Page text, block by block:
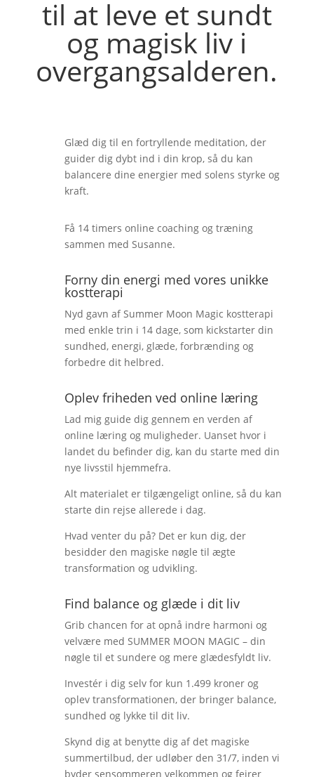
til at leve et sundt
og magisk liv i
overgangsalderen.
Glæd dig til en fortryllende meditation, der
guider dig dybt ind i din krop, så du kan
balancere dine energier med solens styrke og
kraft.
Få 14 timers online coaching og træning
sammen med Susanne.
Forny din energi med vores unikke
kostterapi
Nyd gavn af Summer Moon Magic kostterapi
med enkle trin i 14 dage, som kickstarter din
sundhed, energi, glæde, forbrænding og
forbedre dit helbred.
Oplev friheden ved online læring
Lad mig guide dig gennem en verden af
online læring og muligheder. Uanset hvor i
landet du befinder dig, kan du starte med din
nye livsstil hjemmefra.
Alt materialet er tilgængeligt online, så du kan
starte din rejse allerede i dag.
Hvad venter du på? Det er kun dig, der
besidder den magiske nøgle til ægte
transformation og udvikling.
Find balance og glæde i dit liv
Grib chancen for at opnå indre harmoni og
velvære med SUMMER MOON MAGIC – din
nøgle til et sundere og mere glædesfyldt liv.
Investér i dig selv for kun 1.499 kroner og
oplev transformationen, der bringer balance,
sundhed og lykke til dit liv.
Skynd dig at benytte dig af det magiske
summertilbud, der udløber den 31/7, inden vi
byder sensommeren velkommen og fejrer